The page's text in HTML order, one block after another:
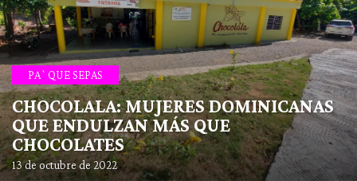
PA`QUE SEPAS
CHOCOLALA: MUJERES DOMINICANAS
QUE ENDULZAN MÁS QUE
CHOCOLATES
13 de octubre de 2022